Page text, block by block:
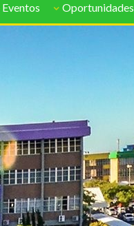
Oportunidades